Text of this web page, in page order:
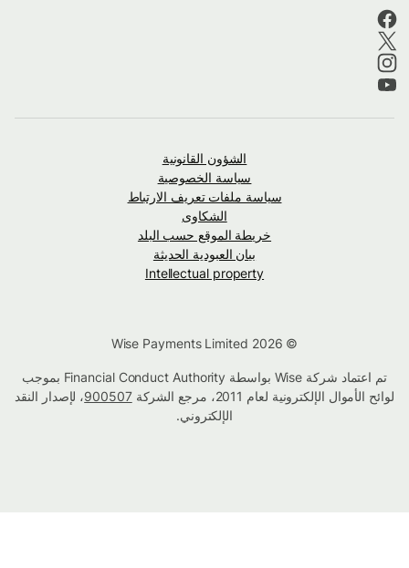
الشؤون القانونية
سياسة الخصوصية
سياسة ملفات تعريف الارتباط
الشكاوى
خريطة الموقع حسب البلد
بيان العبودية الحديثة
Intellectual property
تم اعتماد شركة Wise بواسطة Financial Conduct Authority بموجب
لوائح الأموال الإلكترونية لعام 2011، مرجع الشركة
900507، لإصدار النقد
الإلكتروني.